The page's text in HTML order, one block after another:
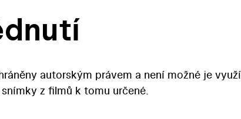
autorským právem a není možné je
z filmů k tomu určené.